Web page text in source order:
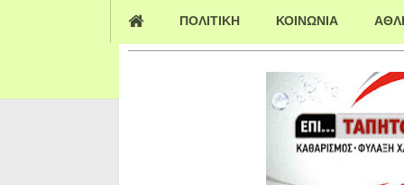
ΠΟΛΙΤΙΚΗ ΚΟΙΝΩΝΙΑ